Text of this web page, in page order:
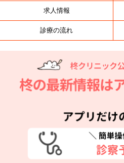
求人情報
診療の流れ